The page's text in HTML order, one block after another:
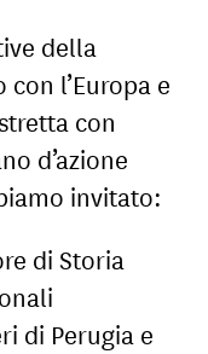
della
l’Europa e
con
d’azione
invitato:
di Storia
di Perugia e